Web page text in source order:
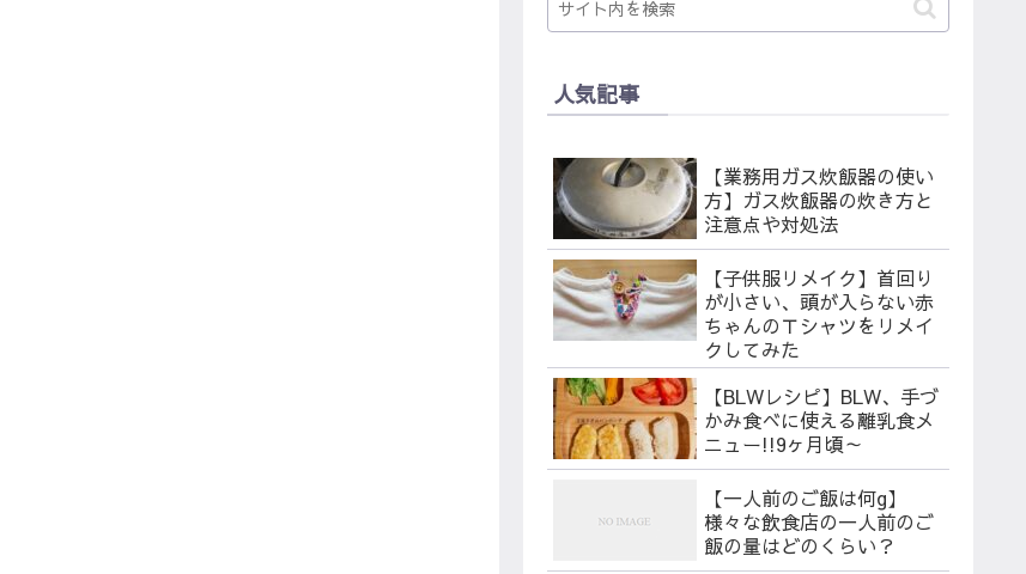
人気記事
【業務用ガス炊飯器の使い
方】ガス炊飯器の炊き方と
注意点や対処法
【子供服リメイク】首回り
が小さい、頭が入らない赤
ちゃんのＴシャツをリメイ
クしてみた
【BLWレシピ】BLW、手づ
かみ食べに使える離乳食メ
ニュー!!9ヶ月頃～
【一人前のご飯は何g】
様々な飲食店の一人前のご
飯の量はどのくらい？